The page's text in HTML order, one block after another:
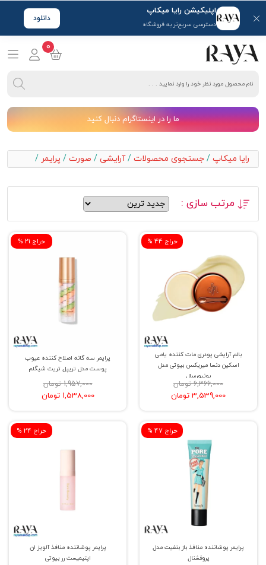
اپلیکیشن رایا میکاپ
دسترسی سریع‌تر به فروشگاه
دانلود
0
ما را در اینستاگرام دنبال کنید
رایا میکاپ / جستجوی محصولات /آرایشی / صورت / پرایمر /
مرتب سازی :
% حراج 44
بالم آرایشی پودری مات کننده یامی
اسکین دنسا میریکس بیوتی مدل
یونیورسال
6,366,000 تومان
3,539,000 تومان
% حراج 21
پرایمر سه گانه اصلاح کننده عیوب
پوست مدل تریپل تریت شیگلم
1,957,000 تومان
1,538,000 تومان
% حراج 47
پرایمر پوشاننده منافذ باز بنفیت مدل
پروفشنال
% حراج 24
پرایمر پوشاننده منافذ آلویز ان
اپتیمیست رر بیوتی